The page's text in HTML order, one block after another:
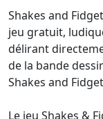
Shakes and
jeu gratuit,
délirant
de la bande
Shakes and
Le jeu Shakes &